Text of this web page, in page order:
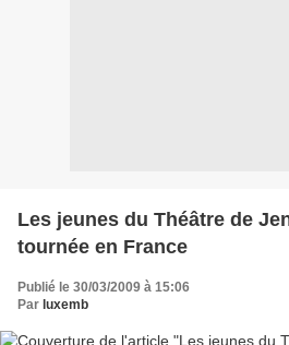
Les jeunes du Théâtre de
tournée en France
Publié le 30/03/2009 à 15:06
Par luxemb